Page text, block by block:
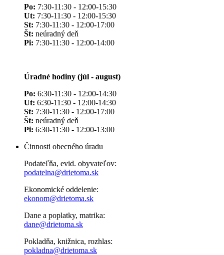
Po: 7:30-11:30 - 12:00-15:30
Ut: 7:30-11:30 - 12:00-15:30
St: 7:30-11:30 - 12:00-17:00
Št: neúradný deň
Pi: 7:30-11:30 - 12:00-14:00
Úradné hodiny (júl - august)
Po: 6:30-11:30 - 12:00-14:30
Ut: 6:30-11:30 - 12:00-14:30
St: 7:30-11:30 - 12:00-17:00
Št: neúradný deň
Pi: 6:30-11:30 - 12:00-13:00
Činnosti obecného úradu
Podateľňa, evid. obyvateľov:
podatelna@drietoma.sk
Ekonomické oddelenie:
ekonom@drietoma.sk
Dane a poplatky, matrika:
dane@drietoma.sk
Pokladňa, knižnica, rozhlas:
pokladna@drietoma.sk